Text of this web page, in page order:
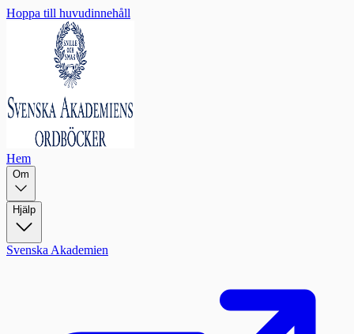
Hoppa till huvudinnehåll
Hem
Om
Hjälp
Svenska Akademien